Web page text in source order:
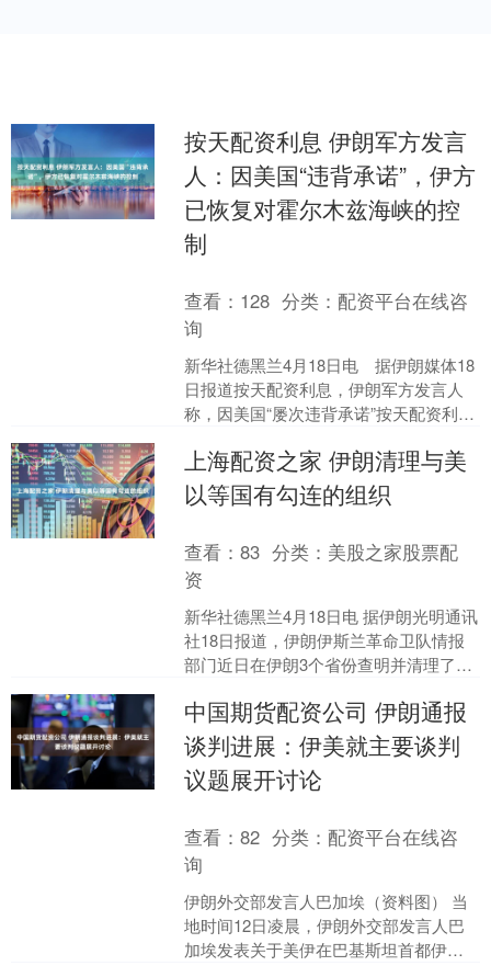
按天配资利息 伊朗军方发言
人：因美国“违背承诺”，伊方
已恢复对霍尔木兹海峡的控
制
查看： 128 分类：配资平台在线咨
询
新华社德黑兰4月18日电 据伊朗媒体18
日报道按天配资利息，伊朗军方发言人
称，因美国“屡次违背承诺”按天配资利
以前的状态，这一....
上海配资之家 伊朗清理与美
以等国有勾连的组织
查看：83 分类： 美股之家股票配
资
新华社德黑兰4月18日电 据伊朗光明通讯
社18日报道，伊朗伊斯兰革命卫队情报
部门近日在伊朗3个省份查明并清理了多
织。 报道说，在....
中国期货配资公司 伊朗通报
谈判进展：伊美就主要谈判
议题展开讨论
查看：82 分类：配资平台在线咨
询
伊朗外交部发言人巴加埃（资料图） 当
地时间12日凌晨，伊朗外交部发言人巴
加埃发表关于美伊在巴基斯坦首都伊斯